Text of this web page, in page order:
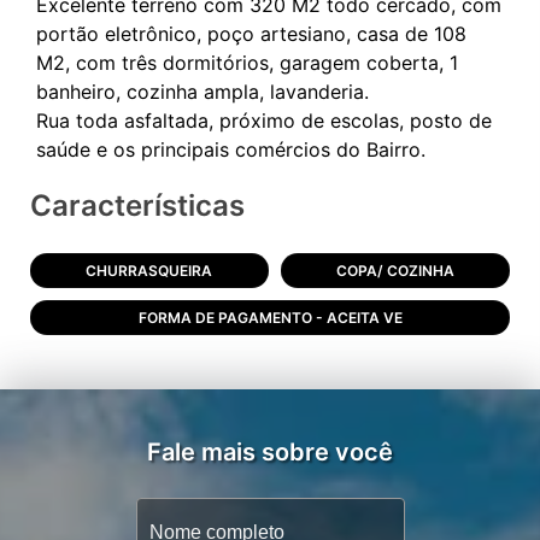
Excelente terreno com 320 M2 todo cercado, com
portão eletrônico, poço artesiano, casa de 108
M2, com três dormitórios, garagem coberta, 1
banheiro, cozinha ampla, lavanderia.
Rua toda asfaltada, próximo de escolas, posto de
Características
CHURRASQUEIRA COPA/ COZINHA
FORMA DE PAGAMENTO - ACEITA VE
Fale mais sobre você